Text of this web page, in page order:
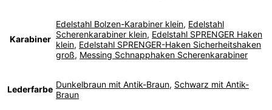
Karabiner
Edelstahl Bolzen-Karabiner klein, Edelstahl
Scherenkarabiner klein, Edelstahl SPRENGER Haken
klein, Edelstahl SPRENGER-Haken Sicherheitshaken
groß, Messing Schnapphaken Scherenkarabiner
Lederfarbe Dunkelbraun mit Antik-Braun, Schwarz mit Antik-
Braun